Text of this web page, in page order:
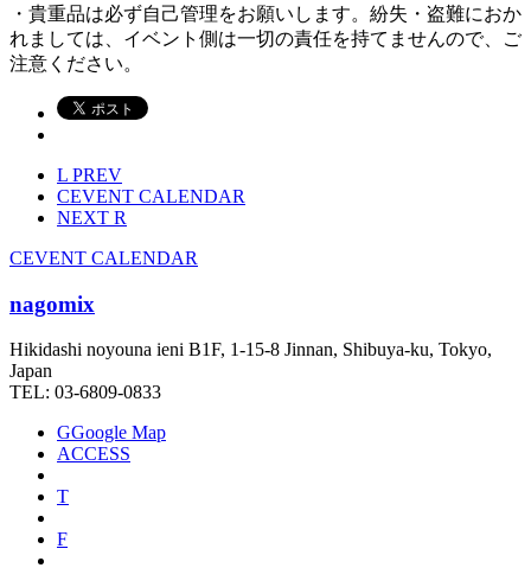
・貴重品は必ず自己管理をお願いします。紛失・盗難におか
れましては、イベント側は一切の責任を持てませんので、ご
注意ください。
L PREV
CEVENT CALENDAR
NEXT R
CEVENT CALENDAR
nagomix
Hikidashi noyouna ieni B1F, 1-15-8 Jinnan, Shibuya-ku, Tokyo,
Japan
TEL: 03-6809-0833
GGoogle Map
ACCESS
T
F